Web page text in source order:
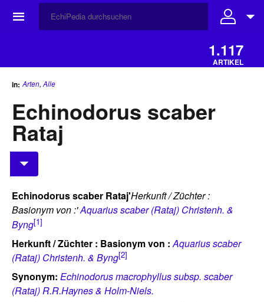
☰
1.117
ARTIKEL
in: Arten, Alle
Echinodorus scaber
Rataj
Echinodorus scaber Rataj'Herkunft / Züchter :
Basionym von :'Aquarius scaber (Rataj) Christenh. &
Byng[1]
Herkunft / Züchter : Basionym von : Aquarius scaber
(Rataj) Christenh. & Byng[2]
Synonym: Echinodorus macrophyllus subsp. scaber
(Rataj) R.R.Haynes & Holm-Niels.